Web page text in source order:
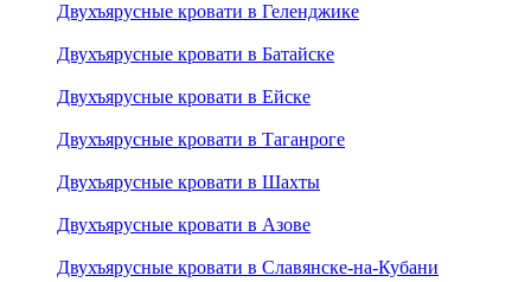
Двухъярусные кровати в Геленджике
Двухъярусные кровати в Батайске
Двухъярусные кровати в Ейске
Двухъярусные кровати в Таганроге
Двухъярусные кровати в Шахты
Двухъярусные кровати в Азове
Двухъярусные кровати в Славянске-на-Кубани